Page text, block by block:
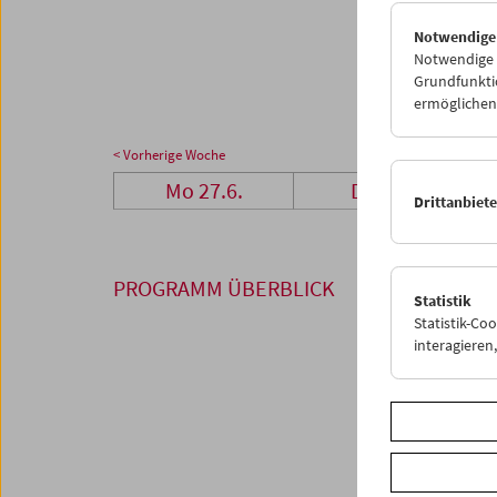
04
< Vorherige Woche
Mo 27.6. Di 28.6.
PROGRAMM ÜBERBLICK
Notwendige
Statistik
Statistik-